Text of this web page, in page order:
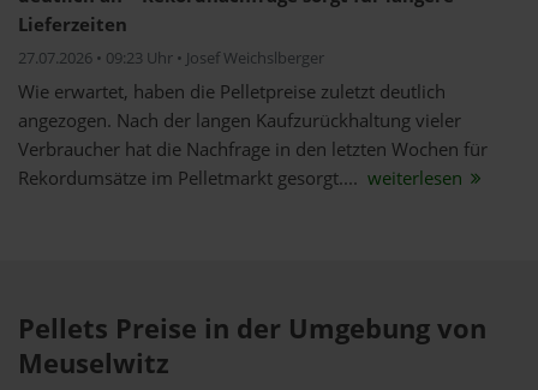
Lieferzeiten
27.07.2026 • 09:23 Uhr • Josef Weichslberger
Wie erwartet, haben die Pelletpreise zuletzt deutlich
angezogen. Nach der langen Kaufzurückhaltung vieler
Verbraucher hat die Nachfrage in den letzten Wochen für
Rekordumsätze im Pelletmarkt gesorgt.... weiterlesen
Pellets Preise in der Umgebung von
Meuselwitz